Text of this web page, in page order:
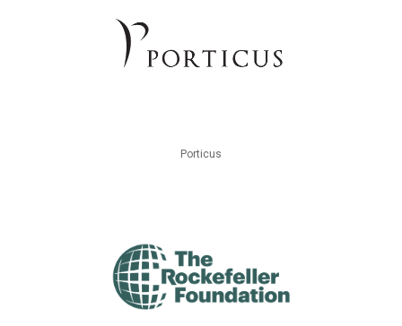
Porticus